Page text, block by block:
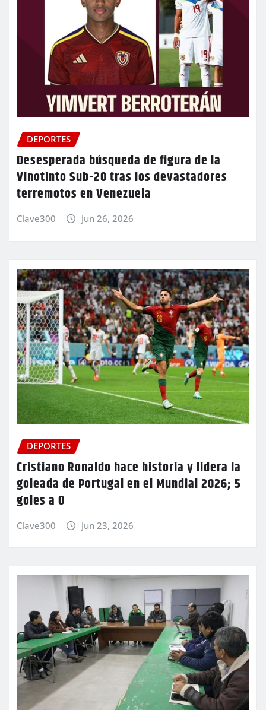
DEPORTES
Desesperada búsqueda de figura de la
Vinotinto Sub-20 tras los devastadores
terremotos en Venezuela
Clave300 Jun 26, 2026
DEPORTES
Cristiano Ronaldo hace historia y lidera la
goleada de Portugal en el Mundial 2026; 5
goles a 0
Clave300 Jun 23, 2026